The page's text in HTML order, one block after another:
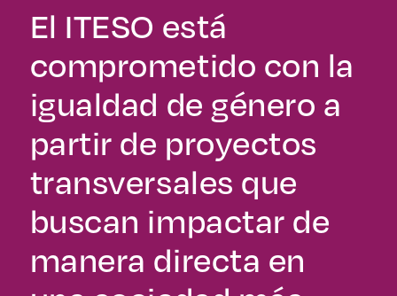
Becas
Sustentabilidad
El ITESO está
comprometido con la
igualdad de género a
partir de proyectos
transversales que
buscan impactar de
manera directa en